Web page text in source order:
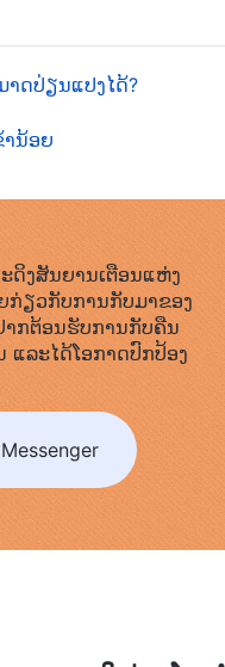
ພາະວ່າຂ້ອຍບໍ່ເຄີຍຄິດ
າຂ້ອຍດໍາລົງຊີວິດຢູ່ໃນ
ນການຝາກຝັງຂອງພຣ
. ຂ້ອຍບໍ່ຮູ້ວ່າຂ້ອຍຄວນ
ສິ່ງທີ່ຂ້ອຍເຂົ້າໃຈ ແລະ
ວ່າ: “ເຈົ້າເປັນຄົນໂອ້ອ
ເຈົ້າໂດຍຜູ້ເລືອກສັນຂ
ຍໄດ້ເສຍຫາຍໄປ, ສ
າວ, ແຕ່ພາຍໃນແລ້ວ,
ະຈັກ, ສະນັ້ນ ເປັນຫຍັ
ຄຣິດຕະຈັກເພື່ອພົບກັບ
ໃນເວລານັ້ນ, ຂ້ອຍຍັງ
ງຂ້ອຍແລ້ວ, ຂ້ອຍຮູ້ວ່າ
ບການຍອມຮັບອັນໃດກໍ່
ສະນັ້ນຫຼັງຈາກສະແຫວ
າດປ່ຽນແປງໄດ້?
ນ້ອຍ
ດິງສັນຍານເຕືອນແຫ່ງ
ກ່ຽວກັບການກັບມາຂອງ
າກຕ້ອນຮັບການກັບຄືນ
ແລະໄດ້ໂອກາດປົກປ້ອງ